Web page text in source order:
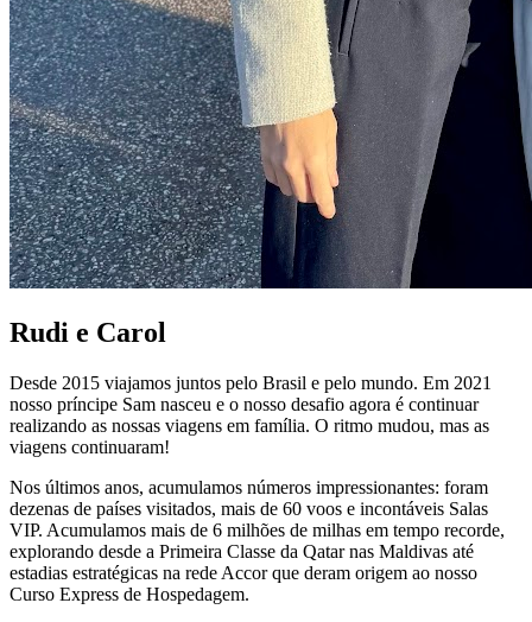
Rudi e Carol
Desde 2015 viajamos juntos pelo Brasil e pelo mundo. Em 2021
nosso príncipe Sam nasceu e o nosso desafio agora é continuar
realizando as nossas viagens em família. O ritmo mudou, mas as
viagens continuaram!
Nos últimos anos, acumulamos números impressionantes: foram
dezenas de países visitados, mais de 60 voos e incontáveis Salas
VIP. Acumulamos mais de 6 milhões de milhas em tempo recorde,
explorando desde a Primeira Classe da Qatar nas Maldivas até
estadias estratégicas na rede Accor que deram origem ao nosso
Curso Express de Hospedagem.